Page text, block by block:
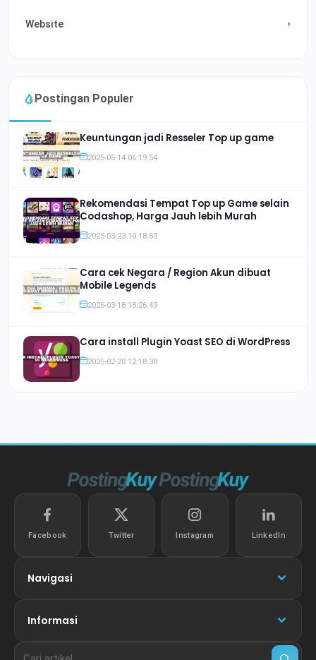
Website
Postingan Populer
Keuntungan jadi Resseler Top up game
2025-05-14 06:19:54
Rekomendasi Tempat Top up Game selain
Codashop, Harga Jauh lebih Murah
2025-03-23 10:18:53
Cara cek Negara / Region Akun dibuat
Mobile Legends
2025-03-18 18:26:49
Cara install Plugin Yoast SEO di WordPress
2025-02-28 12:18:38
Facebook Twitter Instagram LinkedIn
Navigasi
Informasi